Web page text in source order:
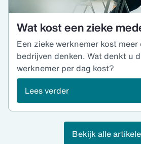
Wat kost een zieke
Een zieke werknemer kost
bedrijven denken. Wat denkt u
werknemer per dag kost?
Lees verder
Bekijk alle